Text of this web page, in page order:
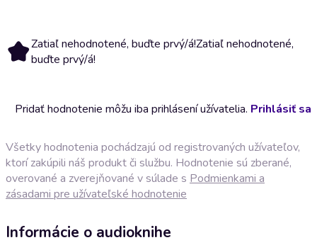
Zatiaľ nehodnotené, buďte prvý/á!Zatiaľ nehodnotené,
buďte prvý/á!
Pridať hodnotenie môžu iba prihlásení užívatelia. Prihlásiť sa
Všetky hodnotenia pochádzajú od registrovaných užívateľov,
ktorí zakúpili náš produkt či službu. Hodnotenie sú zberané,
overované a zverejňované v súlade s Podmienkami a
zásadami pre užívateľské hodnotenie
Informácie o audioknihe